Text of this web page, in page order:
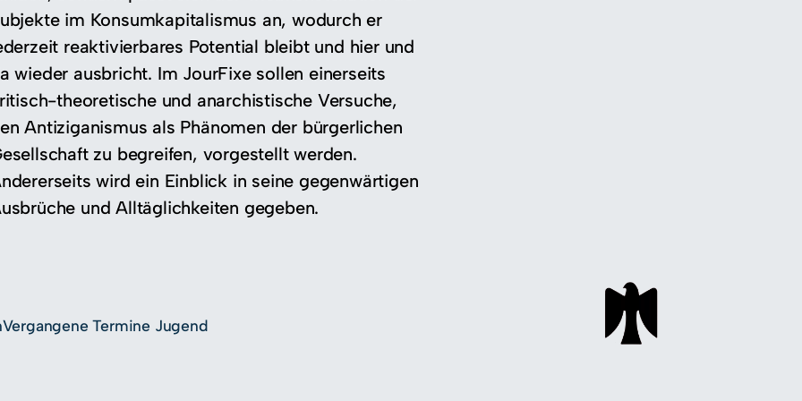
im Konsumkapitalismus an, wodurch er
reaktivierbares Potential bleibt und hier und
wieder ausbricht. Im JourFixe sollen einerseits
theoretische und anarchistische Versuche,
Antiziganismus als Phänomen der bürgerlichen
zu begreifen, vorgestellt werden.
wird ein Einblick in seine gegenwärtigen
und Alltäglichkeiten gegeben.
Vergangene Termine Jugend